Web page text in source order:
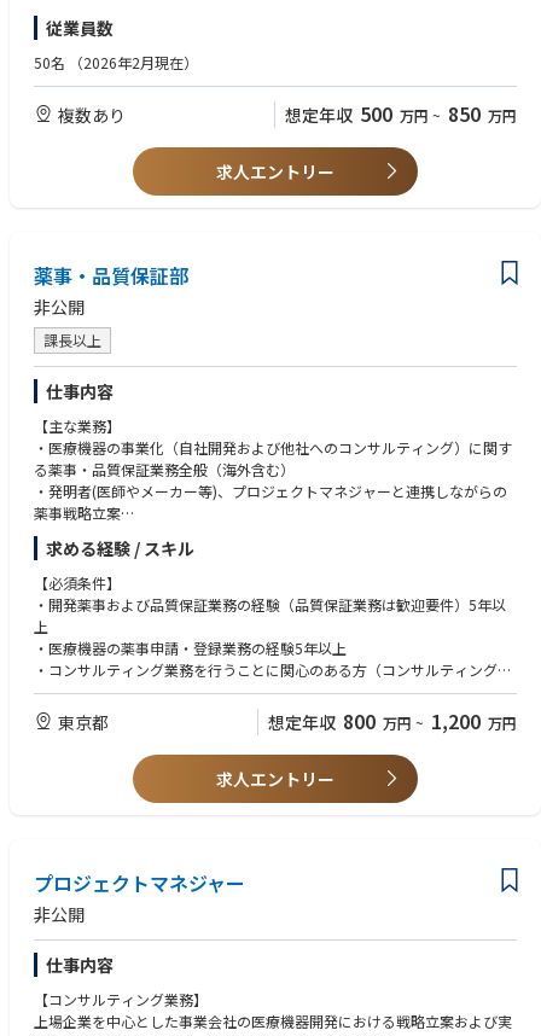
【メッセージ】
新たなドローンの開発・実装に、一緒に夢をもって取り組んで、貢献して
https://www.nttedt.co.jp/ （公式HP）
野でのドローン普及を目指しやすい点も魅力です。
・ドローンは空撮や点検、測量、農業分野での活用が期待されています
が、当社では少子高齢化が進む農業をメインとし、農家への負担が特に大
きい農薬散布にて拡大を目指しています。
・ドローン業界という成長産業ならではのスピード感ある業界でキャリア
を積むことができます。
・NTTグループですが、スタートアップ企業のため、まだまだ整っていな
い部分もあるからこそ、業務改善スキルやDXスキルの習得ができます。ま
た、意欲があればロボティクス、通信、AI分野の専門知識も習得可能で
す。
【魅力】
■中国・四国地方エリアのリーダーとしてのマネジメントスキル向上
■営業戦略の立案・実行経験を通じた戦略思考の向上
■事業拡大及びドローン・ロボティクス業界拡大をリードする経験
■成長産業ならではのスピード感ある業界での業務経験
従業員数
50名 （2026年2月現在）
複数あり 想定年収 500 万円 ~ 850 万円
求人エントリー
薬事・品質保証部
非公開
課長以上
仕事内容
【主な業務】
・医療機器の事業化（自社開発および他社へのコンサルティング）に関す
る薬事・品質保証業務全般（海外含む）
・発明者(医師やメーカー等)、プロジェクトマネジャーと連携しながらの
薬事戦略立案
・関連法規の調査、海外規制情報収集、薬事申請資料準備・申請手続き
・発明者、海外アドバイザー(元FDA医療機器審査官)、申請先機関（厚労
省、FDA等）との協働、交渉
・規制当局、認証審査機関の監査対応
・自社事業に必要な品質システムの整備
・上場企業を中心とした事業会社の医療機器開発コンサルティングに力を
入れており、プロジェクトチームメンバーとして担当。
求める経験 / スキル
【必須条件】
・開発薬事および品質保証業務の経験（品質保証業務は歓迎要件）5年以
上
・医療機器の薬事申請・登録業務の経験5年以上
・コンサルティング業務を行うことに関心のある方（コンサルティング経
験は不問）
【歓迎要件】
・海外地域の薬事申請・登録業務経験
・クラスIII・IVの薬事申請経験
・医薬品の薬事申請経験
東京都 想定年収 800 万円 ~ 1,200 万円
求人エントリー
プロジェクトマネジャー
非公開
仕事内容
【コンサルティング業務】
上場企業を中心とした事業会社の医療機器開発における戦略立案および実